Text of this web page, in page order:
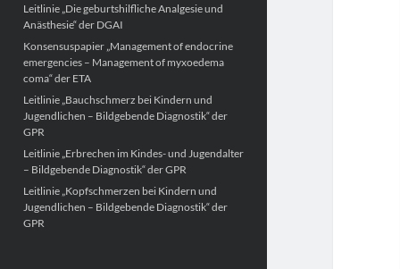
Leitlinie „Die geburtshilfliche Analgesie und
Anästhesie“ der DGAI
Konsensuspapier „Management of endocrine
emergencies – Management of myxoedema
coma“ der ETA
Leitlinie „Bauchschmerz bei Kindern und
Jugendlichen – Bildgebende Diagnostik“ der
GPR
Leitlinie „Erbrechen im Kindes- und Jugendalter
– Bildgebende Diagnostik“ der GPR
Leitlinie „Kopfschmerzen bei Kindern und
Jugendlichen – Bildgebende Diagnostik“ der
GPR